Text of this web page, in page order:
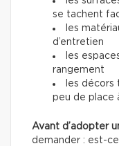
se tachent
les
d’entretien
les
rangement
les décors
peu de place
Avant d’adopter
demander : est-